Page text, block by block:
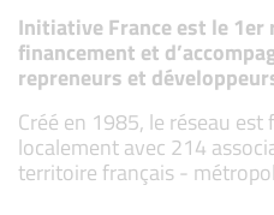
Initiative France est le 1er
financement et
repreneurs et
Créé en 1985, le réseau
localement avec 214
territoire français -